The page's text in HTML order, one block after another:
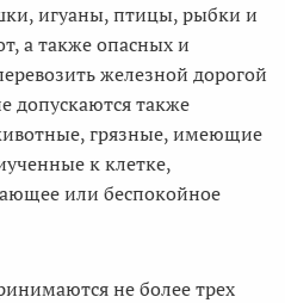
игуаны, птицы, рыбки и
а также опасных и
железной дорогой
допускаются также
грязные, имеющие
к клетке,
или беспокойное
не более трех